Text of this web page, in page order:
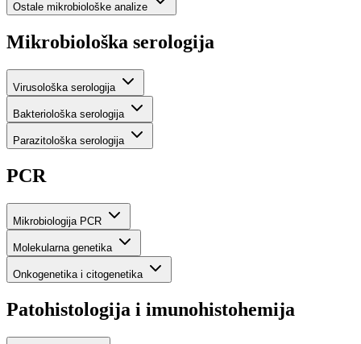
Ostale mikrobiološke analize
Mikrobiološka serologija
Virusološka serologija
Bakteriološka serologija
Parazitološka serologija
PCR
Mikrobiologija PCR
Molekularna genetika
Onkogenetika i citogenetika
Patohistologija i imunohistohemija